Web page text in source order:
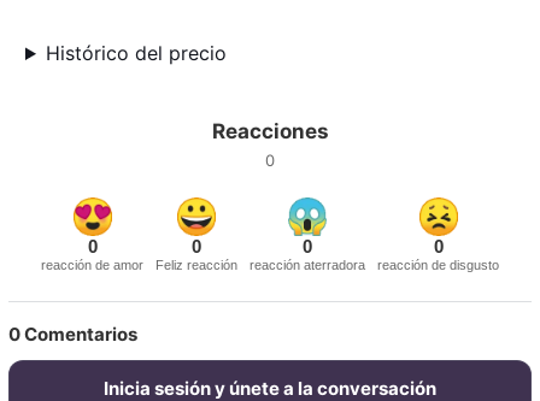
Histórico del precio
Reacciones
0
0
reacción de amor
0
Feliz reacción
0
reacción aterradora
0
reacción de disgusto
0Comentarios
Inicia sesión y únete a la conversación